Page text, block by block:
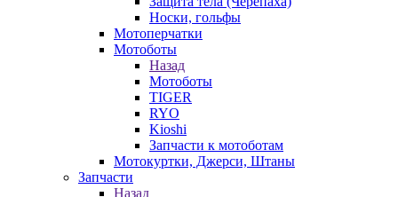
Носки, гольфы
Мотоперчатки
Мотоботы
Назад
Мотоботы
TIGER
RYO
Kioshi
Запчасти к мотоботам
Мотокуртки, Джерси, Штаны
Запчасти
Назад